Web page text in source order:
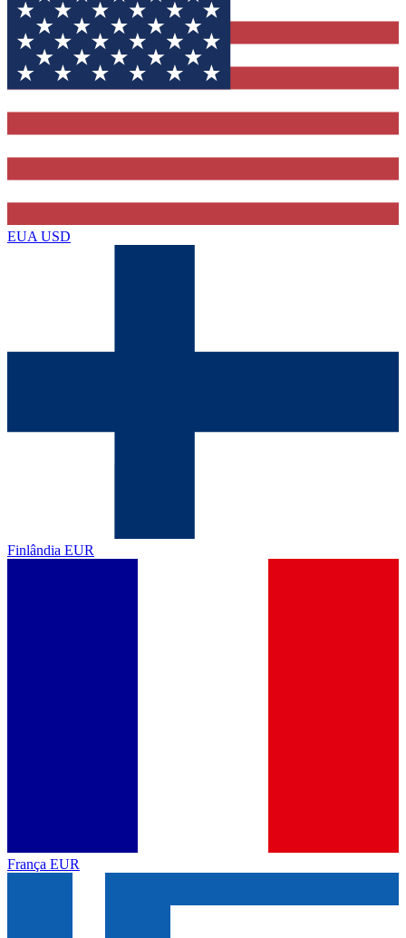
EUA USD
Finlândia EUR
França EUR